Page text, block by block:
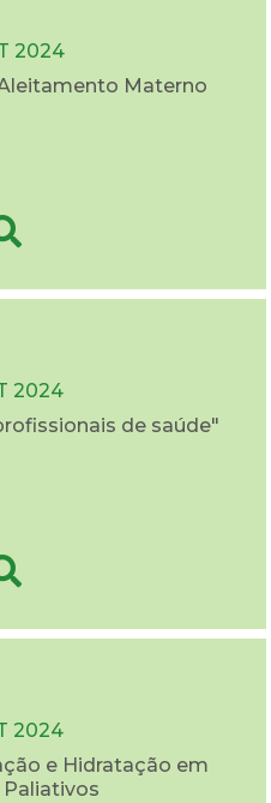
2024
Materno
2024
de saúde"
2024
e Hidratação em